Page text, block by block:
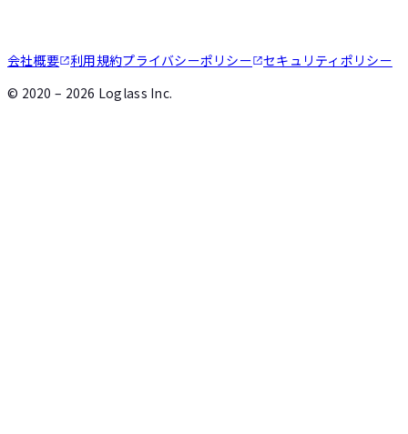
会社概要 利用規約プライバシーポリシー
セキュリティポリシー
© 2020 – 2026 Loglass Inc.